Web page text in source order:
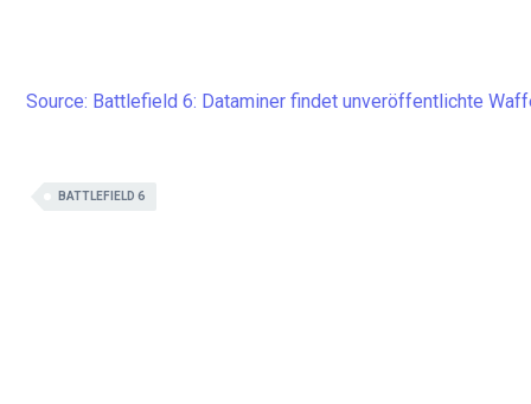
Source: Battlefield 6: Dataminer findet unveröffentlichte
BATTLEFIELD 6